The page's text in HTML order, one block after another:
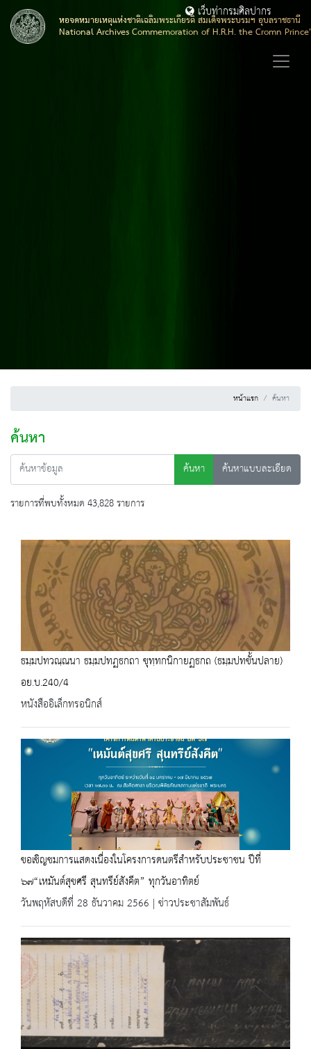
หอจดหมายเหตุแห่งชาติเฉลิมพระเกียรติ สมเด็จพระบรมฯ อุบลราชธานี
National Archives Commemoration of H.R.H. the Cromn
เว็บท่ากรมศิลปากร
หน้าแรก ค้นหา
ค้นหา
ค้นหา
ค้นหาแบบละเอียด
รายการที่พบทั้งหมด 43,828 รายการ
ธมฺมปทวณฺณนา ธมฺมปทฏธกถา ขุทฺทกนิกายฏธกถ (ธมฺมปทขั้นปลาย)
อย.บ.240/4
หนังสืออิเล็กทรอนิกส์
ขอเชิญชมการแสดงเนื่องในโครงการดนตรีสำหรับประชาชน ปีที่
๖๗“เหมันต์สุขศรี สุนทรีย์สังคีต” ทุกวันอาทิตย์
วันพฤหัสบดีที่ 28 ธันวาคม 2566 | ข่าวประชาสัมพันธ์